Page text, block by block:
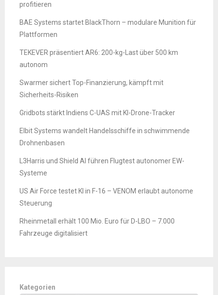
profitieren
BAE Systems startet BlackThorn – modulare Munition für
Plattformen
TEKEVER präsentiert AR6: 200-kg-Last über 500 km
autonom
Swarmer sichert Top-Finanzierung, kämpft mit
Sicherheits-Risiken
Gridbots stärkt Indiens C-UAS mit KI-Drone-Tracker
Elbit Systems wandelt Handelsschiffe in schwimmende
Drohnenbasen
L3Harris und Shield AI führen Flugtest autonomer EW-
Systeme
US Air Force testet KI in F-16 – VENOM erlaubt autonome
Steuerung
Rheinmetall erhält 100 Mio. Euro für D-LBO – 7.000
Fahrzeuge digitalisiert
Kategorien